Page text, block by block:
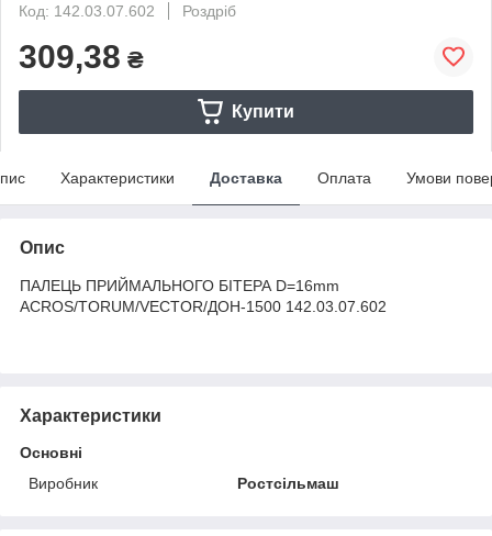
Код: 142.03.07.602
Роздріб
309,38 ₴
Купити
Характеристики Доставка Оплата Умови
Опис
ПАЛЕЦЬ ПРИЙМАЛЬНОГО БІТЕРА D=16mm
ACROS/TORUM/VECTOR/ДОН-1500 142.03.07.602
Характеристики
Основні
Виробник
Ростсільмаш